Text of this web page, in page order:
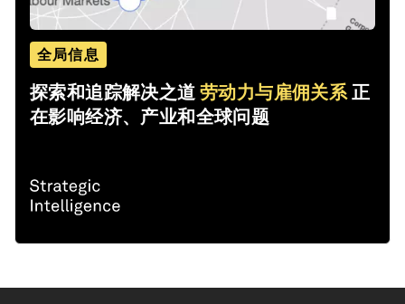
全局信息
探索和追踪解决之道劳动力与雇佣关系正
在影响经济、产业和全球问题